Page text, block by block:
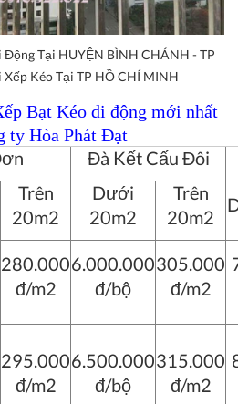
Động Tại HUYỆN BÌNH CHÁNH - TP
Kéo Tại TP HỒ CHÍ MINH
Bạt Kéo di động mới nhất
ty Hòa Phát Đạt
Đà Kết Cấu Đôi
Trên
20m2
Dưới
20m2
Trên
20m2
280.000
đ/m2
6.000.000
đ/bộ
305.000
đ/m2
295.000
đ/m2
6.500.000
đ/bộ
315.000
đ/m2